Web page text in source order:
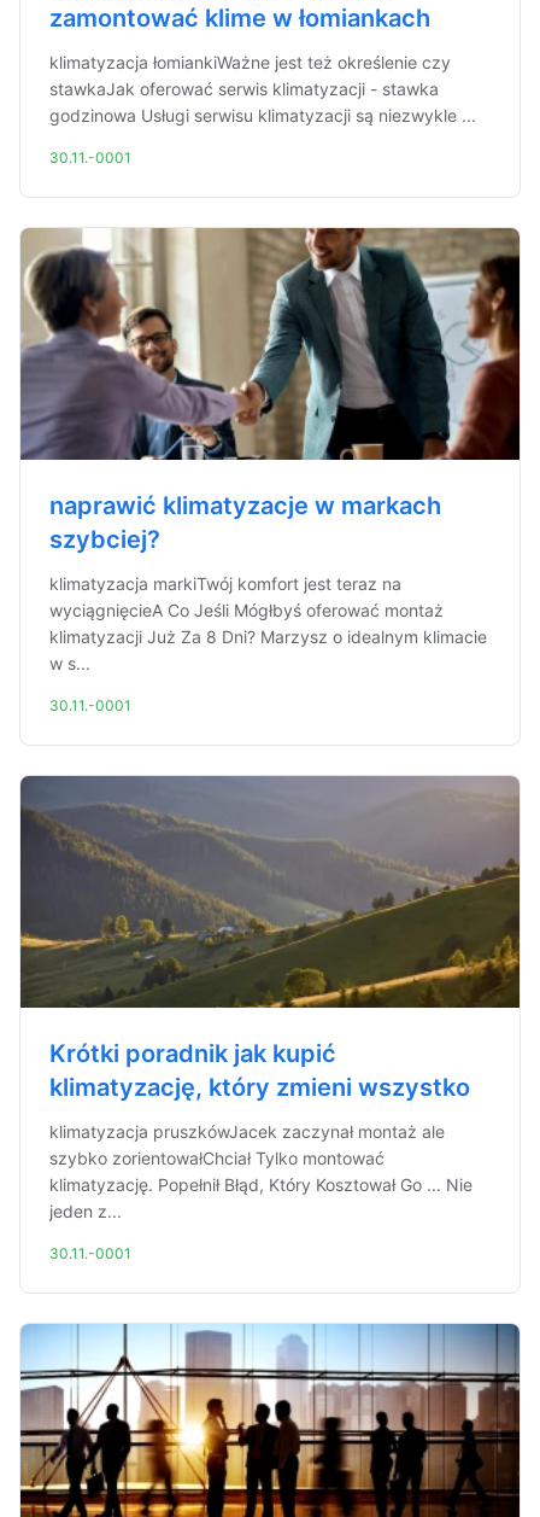
zamontować klime w łomiankach
klimatyzacja łomiankiWażne jest też określenie czy
stawkaJak oferować serwis klimatyzacji - stawka
godzinowa Usługi serwisu klimatyzacji są niezwykle ...
30.11.-0001
naprawić klimatyzacje w markach
szybciej?
klimatyzacja markiTwój komfort jest teraz na
wyciągnięcieA Co Jeśli Mógłbyś oferować montaż
klimatyzacji Już Za 8 Dni? Marzysz o idealnym klimacie
w s...
30.11.-0001
Krótki poradnik jak kupić
klimatyzację, który zmieni wszystko
klimatyzacja pruszkówJacek zaczynał montaż ale
szybko zorientowałChciał Tylko montować
klimatyzację. Popełnił Błąd, Który Kosztował Go ... Nie
jeden z...
30.11.-0001